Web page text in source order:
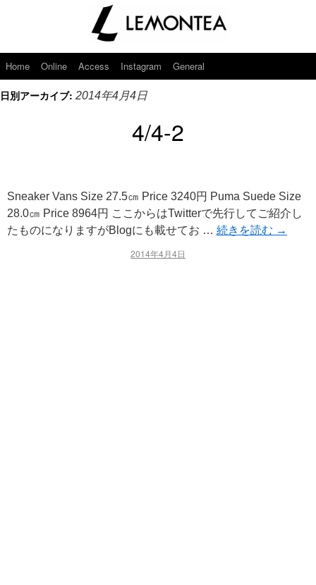
Home Online Access Instagram General
日別アーカイブ: 2014年4月4日
4/4-2
Sneaker Vans Size 27.5㎝ Price 3240円 Puma Suede Size
28.0㎝ Price 8964円 ここからはTwitterで先行してご紹介し
たものになりますがBlogにも載せてお … 続きを読む →
2014年4月4日